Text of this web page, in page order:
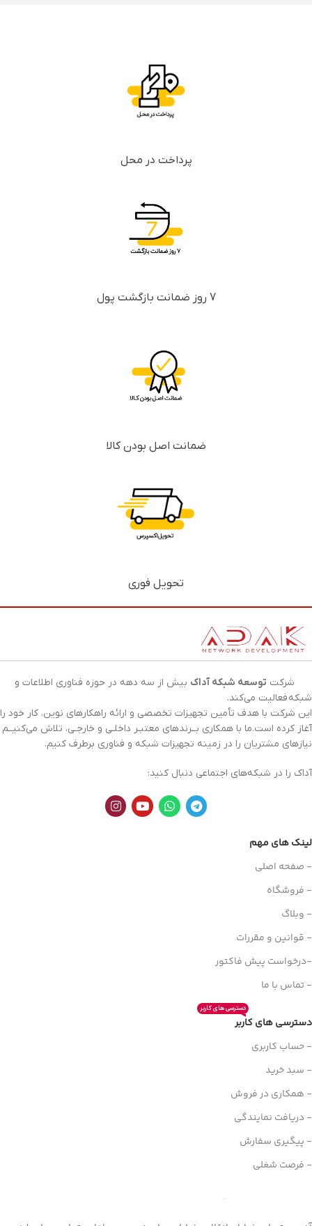
پرداخت در محل
7 روز ضمانت بازگشت پول
ضمانت اصل بودن کالا
تحویل فوری
شرکت توسعه شبکه آداک بیش از سه دهه در حوزه فناوری اطلاعات و
شبکهفعالیت می‌کند.
این شرکت با هدف تأمین تجهیزات تخصصی و ارائه راهکارهای نوین، کار خود را
آغاز کرده است.ما با همکاری بــرندهای معتبـر داخلـی و خارجـی، تلاش می‌کنیــم
نیازهای مشتریان را در زمینه تجهیزات شبکه و فناوری برطرف کنیم.
آداک را در شبکه‌های اجتماعی دنبال کنید:
لینک های مهم
- صفحه اصلی
- فروشگاه
- وبلاگ
- قوانین و مقررات
-درخواست پیش فاکتور
- تماس با ما
دسترسی های کاربر
دسترسی های کاربر
- حساب کاربری
- سبد خرید
- همکاری در فروش
- دریافت نمایندگی
- پیگیری سفارش
- فرصت شغلی